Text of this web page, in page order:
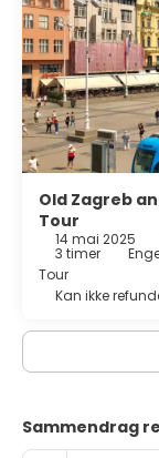
Old Zagreb
Tour
14 mai 2025
3 timer
Tour
Kan ikke
Sammendrag